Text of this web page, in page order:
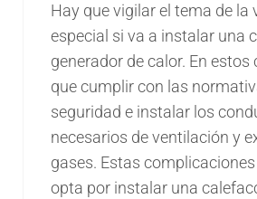
Hay que vigilar el tema de la
especial si va a instalar una
generador de calor. En estos
que cumplir con las
seguridad e instalar los
necesarios de ventilación y
gases. Estas
opta por instalar una